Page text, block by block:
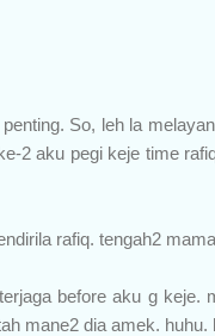
So, leh la
2 aku pegi keje time
rafiq. tengah2
before aku g
mane2 dia amek. huhu.